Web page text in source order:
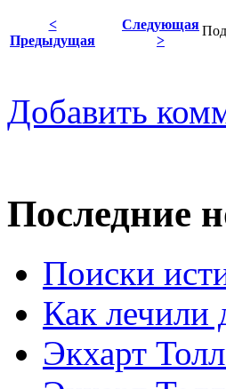
<
Предыдущая
Следующая
>
Добавить
Последние
Поиски
Как лечили
Экхарт